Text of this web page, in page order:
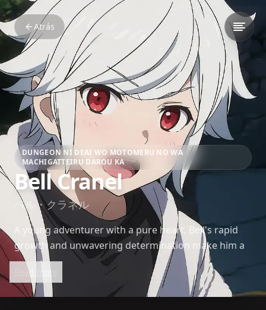
Atrás
DUNGEON NI DEAI WO MOTOMERU NO WA
MACHIGATTEIRU DAROU KA
Bell Cranel
ベル・クラネル
A young adventurer with a pure heart, Bell's rapid
growth and unwavering determination make him a
rising star in Orario. His kindness and bravery
inspire both allies and rivals.
Read more